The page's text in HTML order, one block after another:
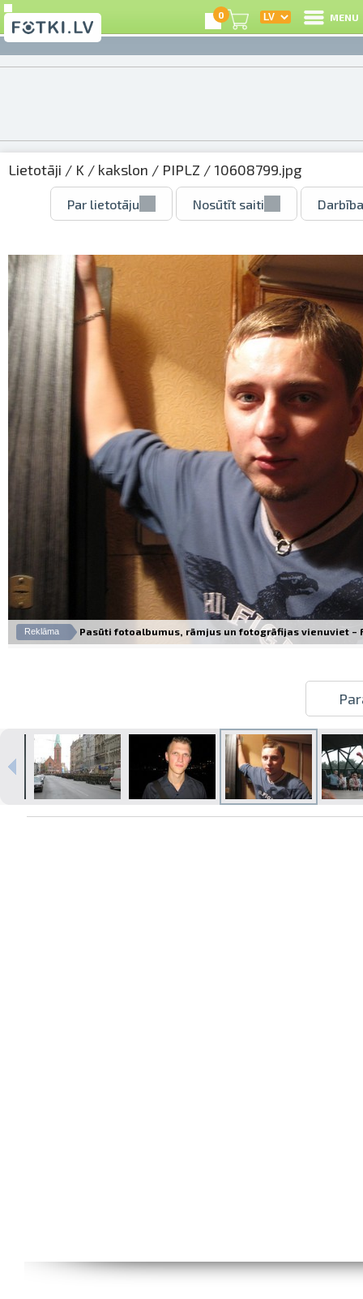
Izdrukas 1h laikā Rīgā – pasūtiet
tiešsaistē
Dažādi formāti un papīra veidi
0 MENU
Lietotāji / K / kakslon / PIPLZ / 10608799.jpg
Par lietotāju Nosūtīt saiti
Reklāma Pasūti fotoalbumus, rāmjus un fotogrāfijas vienuviet –